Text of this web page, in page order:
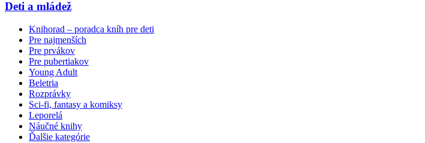
Deti a mládež
Knihorad – poradca kníh pre deti
Pre najmenších
Pre prvákov
Pre pubertiakov
Young Adult
Beletria
Rozprávky
Sci-fi, fantasy a komiksy
Leporelá
Náučné knihy
Ďalšie kategórie